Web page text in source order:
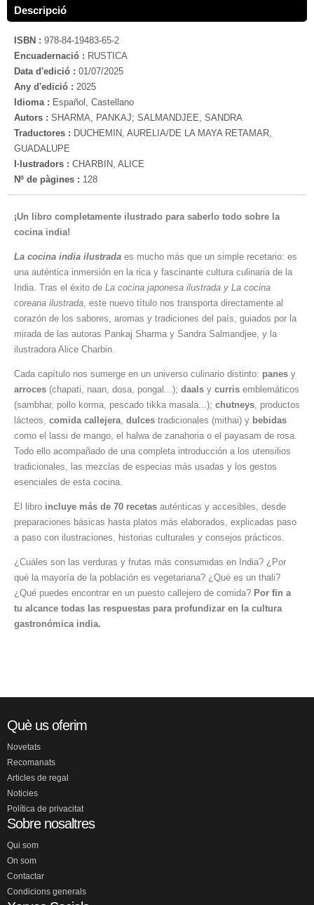
Descripció
ISBN : 978-84-19483-65-2
Encuadernació : RUSTICA
Data d'edició : 01/07/2025
Any d'edició : 2025
Idioma : Español, Castellano
Autors : SHARMA, PANKAJ; SALMANDJEE, SANDRA
Traductores : DUCHEMIN, AURELIA/DE LA MAYA RETAMAR,
GUADALUPE
I·lustradors : CHARBIN, ALICE
Nº de pàgines : 128
¡Un libro completamente ilustrado para saberlo todo sobre la
cocina india!
La cocina india ilustrada es mucho más que un simple recetario: es
una auténtica inmersión en la rica y fascinante cultura culinaria de la
India. Tras el éxito de La cocina japonesa ilustrada y La cocina
coreana ilustrada, este nuevo título nos transporta directamente al
corazón de los sabores, aromas y tradiciones del país, guiados por la
mirada de las autoras Pankaj Sharma y Sandra Salmandjee, y la
ilustradora Alice Charbin.
Cada capítulo nos sumerge en un universo culinario distinto: panes y
arroces (chapati, naan, dosa, pongal...); daals y curris emblemáticos
(sambhar, pollo korma, pescado tikka masala...); chutneys, productos
lácteos, comida callejera, dulces tradicionales (mithai) y bebidas
como el lassi de mango, el halwa de zanahoria o el payasam de rosa.
Todo ello acompañado de una completa introducción a los utensilios
tradicionales, las mezclas de especias más usadas y los gestos
esenciales de esta cocina.
El libro incluye más de 70 recetas auténticas y accesibles, desde
preparaciones básicas hasta platos más elaborados, explicadas paso
a paso con ilustraciones, historias culturales y consejos prácticos.
¿Cuáles son las verduras y frutas más consumidas en India? ¿Por
qué la mayoría de la población es vegetariana? ¿Qué es un thali?
¿Qué puedes encontrar en un puesto callejero de comida? Por fin a
tu alcance todas las respuestas para profundizar en la cultura
gastronómica india.
Què us oferim
Novetats
Recomanats
Articles de regal
Noticies
Política de privacitat
Sobre nosaltres
Qui som
On som
Contactar
Condicions generals